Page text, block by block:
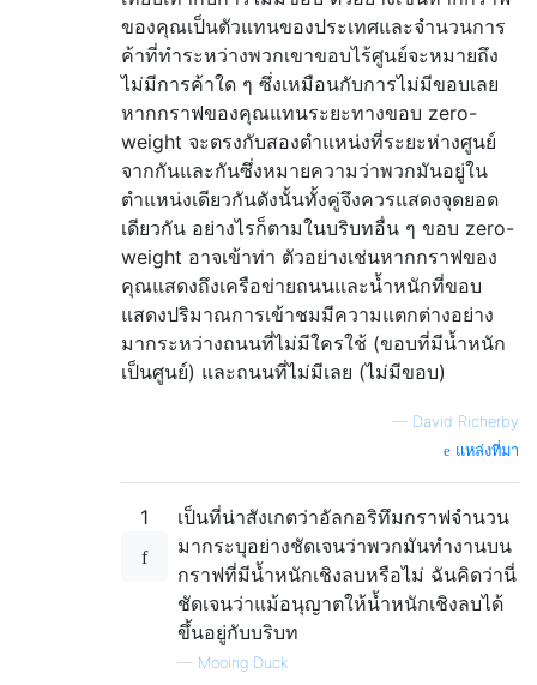
ของคุณเป็นตัวแทนของประเทศและจำนวนการ
ค้าที่ทำระหว่างพวกเขาขอบไร้ศูนย์จะหมายถึง
ไม่มีการค้าใด ๆ ซึ่งเหมือนกับการไม่มีขอบเลย
หากกราฟของคุณแทนระยะทางขอบ zero-
weight จะตรงกับสองตำแหน่งที่ระยะห่างศูนย์
จากกันและกันซึ่งหมายความว่าพวกมันอยู่ใน
ตำแหน่งเดียวกันดังนั้นทั้งคู่จึงควรแสดงจุดยอด
เดียวกัน อย่างไรก็ตามในบริบทอื่น ๆ ขอบ zero-
weight อาจเข้าท่า ตัวอย่างเช่นหากกราฟของ
คุณแสดงถึงเครือข่ายถนนและน้ำหนักที่ขอบ
แสดงปริมาณการเข้าชมมีความแตกต่างอย่าง
มากระหว่างถนนที่ไม่มีใครใช้ (ขอบที่มีน้ำหนัก
เป็นศูนย์) และถนนที่ไม่มีเลย (ไม่มีขอบ)
— David Richerby
แหล่งที่มา
1
เป็นที่น่าสังเกตว่าอัลกอริทึมกราฟจำนวน
มากระบุอย่างชัดเจนว่าพวกมันทำงานบน
กราฟที่มีน้ำหนักเชิงลบหรือไม่ ฉันคิดว่านี่
ชัดเจนว่าแม้อนุญาตให้น้ำหนักเชิงลบได้
ขึ้นอยู่กับบริบท
— Mooing Duck